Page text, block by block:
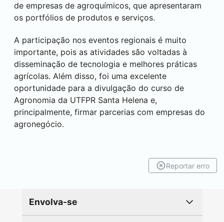
de empresas de agroquímicos, que apresentaram
os portfólios de produtos e serviços.
A participação nos eventos regionais é muito
importante, pois as atividades são voltadas à
disseminação de tecnologia e melhores práticas
agrícolas. Além disso, foi uma excelente
oportunidade para a divulgação do curso de
Agronomia da UTFPR Santa Helena e,
principalmente, firmar parcerias com empresas do
agronegócio.
Reportar erro
Envolva-se